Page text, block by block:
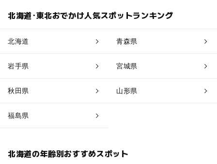
北海道･東北おでかけ人気スポットランキング
北海道 青森県
岩手県 宮城県
秋田県 山形県
福島県
北海道の年齢別おすすめスポット